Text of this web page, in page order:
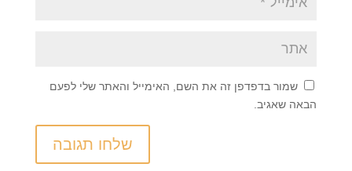
שמור בדפדפן זה את השם, האימייל והאתר שלי לפעם
הבאה שאגיב.